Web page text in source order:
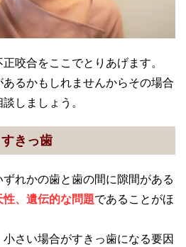
咬合をここでとりあげます。
るかもしれませんからその場合
しましょう。
すきっ歯
れかの歯と歯の間に隙間がある
性、遺伝的な問題であることがほ
さい場合がすきっ歯になる要因